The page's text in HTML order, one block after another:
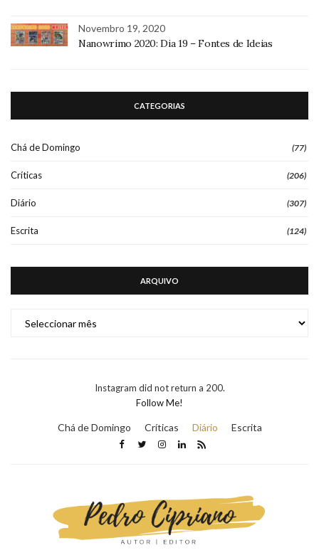
Novembro 19, 2020
Nanowrimo 2020: Dia 19 – Fontes de Ideias
CATEGORIAS
Chá de Domingo (77)
Críticas (206)
Diário (307)
Escrita (124)
ARQUIVO
Instagram did not return a 200.
Follow Me!
Chá de Domingo Críticas Diário Escrita